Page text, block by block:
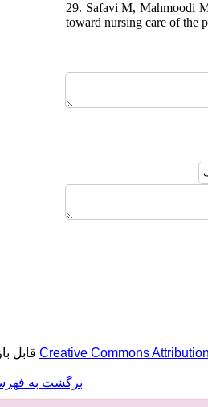
29. Safavi M, Mahmoodi
toward nursing care of the
Creative Commons قابل
برگشت به